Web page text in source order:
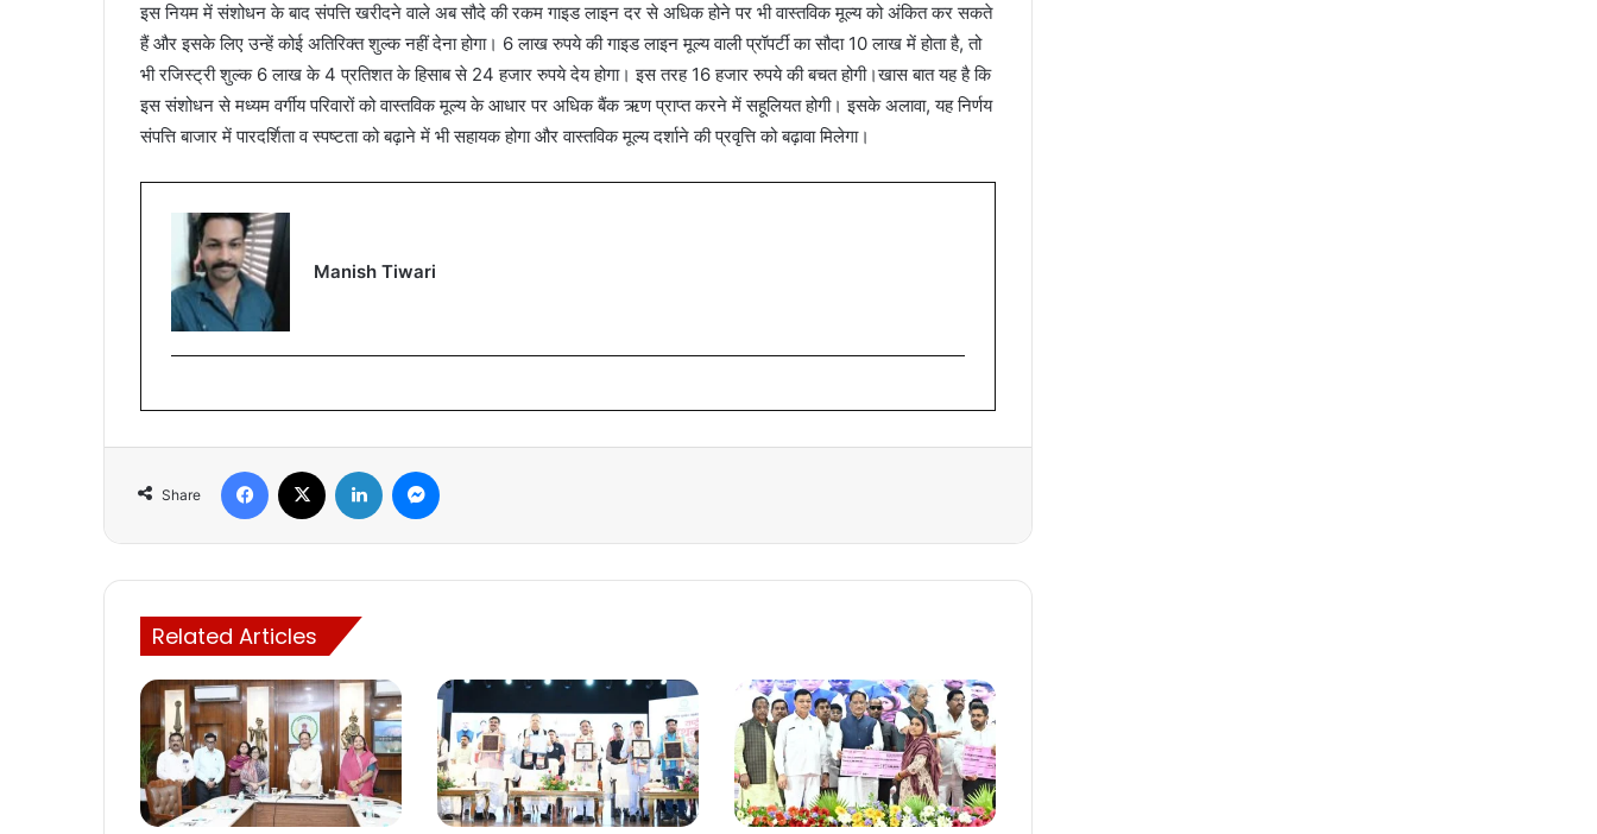
इस नियम में संशोधन के बाद संपत्ति खरीदने वाले अब सौदे की रकम गाइड लाइन दर से अधिक होने पर भी वास्तविक मूल्य को अंकित कर सकते
हैं और इसके लिए उन्हें कोई अतिरिक्त शुल्क नहीं देना होगा। 6 लाख रुपये की गाइड लाइन मूल्य वाली प्रॉपर्टी का सौदा 10 लाख में होता है, तो
भी रजिस्ट्री शुल्क 6 लाख के 4 प्रतिशत के हिसाब से 24 हजार रुपये देय होगा। इस तरह 16 हजार रुपये की बचत होगी।खास बात यह है कि
इस संशोधन से मध्यम वर्गीय परिवारों को वास्तविक मूल्य के आधार पर अधिक बैंक ऋण प्राप्त करने में सहूलियत होगी। इसके अलावा, यह निर्णय
संपत्ति बाजार में पारदर्शिता व स्पष्टता को बढ़ाने में भी सहायक होगा और वास्तविक मूल्य दर्शाने की प्रवृत्ति को बढ़ावा मिलेगा।
Manish Tiwari
Share
Facebook LinkedIn
Related Articles